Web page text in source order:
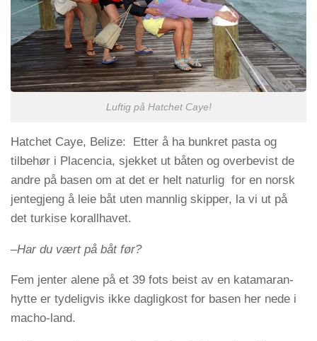
Luftig på Hatchet Caye!
Hatchet Caye, Belize: Etter å ha bunkret pasta og
tilbehør i Placencia, sjekket ut båten og overbevist de
andre på basen om at det er helt naturlig for en norsk
jentegjeng å leie båt uten mannlig skipper, la vi ut på
det turkise korallhavet.
–Har du vært på båt før?
Fem jenter alene på et 39 fots beist av en katamaran-
hytte er tydeligvis ikke dagligkost for basen her nede i
macho-land.